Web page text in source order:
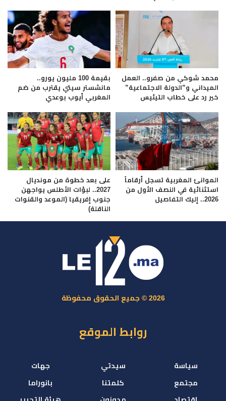
محمد شوكي من صفرو.. العمل
الميداني و”الدولة الاجتماعية”
خير رد على خطاب التيئيس
بقيمة 100 مليون يورو..
مانشستر سيتي يقترب من ضم
المغربي أيوب بوعدي
الموانئ المغربية تسجل أرقاماً
استثنائية في النصف الأول من
2026.. إليك التفاصيل
على بعد خطوة من مونديال
2027.. لبؤات الأطلس يواجهن
جنوب إفريقيا (الموعد والقنوات
الناقلة)
2026 © جميع الحقوق محفوظة
روابط الموقع
سياسة
مجتمع
سيدتي
كلمتنا
جهات
بانوراما